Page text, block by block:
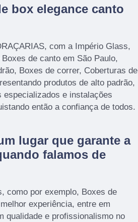
box elegance canto
com a Império Glass,
de canto em São Paulo,
Boxes de correr, Coberturas de
produtos de alto padrão,
e instalações
então a confiança de todos.
lugar que garante a
falamos de
como por exemplo, Boxes de
experiência, entre em
qualidade e profissionalismo no